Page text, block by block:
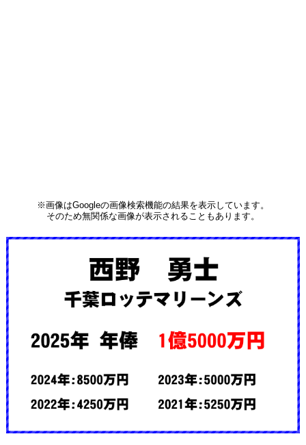
※画像はGoogleの画像検索機能の結果を表示しています。
そのため無関係な画像が表示されることもあります。